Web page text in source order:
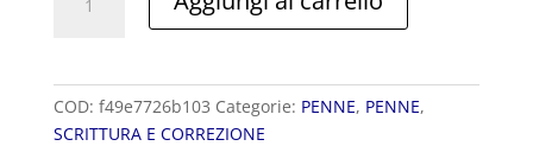
PARKER
COD: f49e7726b103 Categorie: PENNE, PENNE,
SCRITTURA E CORREZIONE